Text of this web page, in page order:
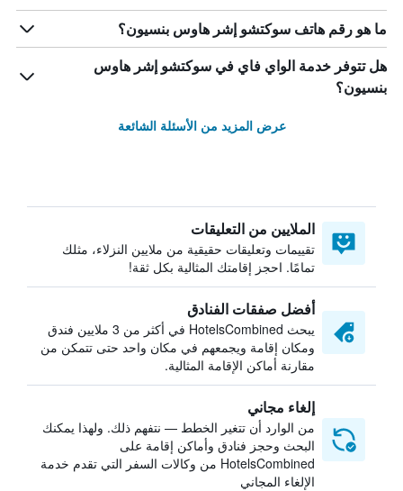
ما هو رقم هاتف سوكتشو إشر هاوس بنسيون؟
هل تتوفر خدمة الواي فاي في سوكتشو إشر هاوس
بنسيون؟
عرض المزيد من الأسئلة الشائعة
الملايين من التعليقات
تقييمات وتعليقات حقيقية من ملايين النزلاء، مثلك
تمامًا. احجز إقامتك المثالية بكل ثقة!
أفضل صفقات الفنادق
يبحث HotelsCombined في أكثر من 3 ملايين فندق
ومكان إقامة ويجمعهم في مكان واحد حتى تتمكن من
مقارنة أماكن الإقامة المثالية.
إلغاء مجاني
من الوارد أن تتغير الخطط — نتفهم ذلك. ولهذا يمكنك
البحث وحجز فنادق وأماكن إقامة على
HotelsCombined من وكالات السفر التي تقدم خدمة
الإلغاء المجاني